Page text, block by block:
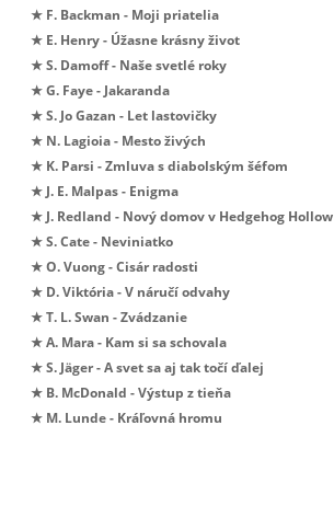
★ F. Backman - Moji priatelia
★ E. Henry - Úžasne krásny život
★ S. Damoff - Naše svetlé roky
★ G. Faye - Jakaranda
★ S. Jo Gazan - Let lastovičky
★ N. Lagioia - Mesto živých
★ K. Parsi - Zmluva s diabolským šéfom
★ J. E. Malpas - Enigma
★ J. Redland - Nový domov v Hedgehog Hollow
★ S. Cate - Neviniatko
★ O. Vuong - Cisár radosti
★ D. Viktória - V náručí odvahy
★ T. L. Swan - Zvádzanie
★ A. Mara - Kam si sa schovala
★ S. Jäger - A svet sa aj tak točí ďalej
★ B. McDonald - Výstup z tieňa
★ M. Lunde - Kráľovná hromu